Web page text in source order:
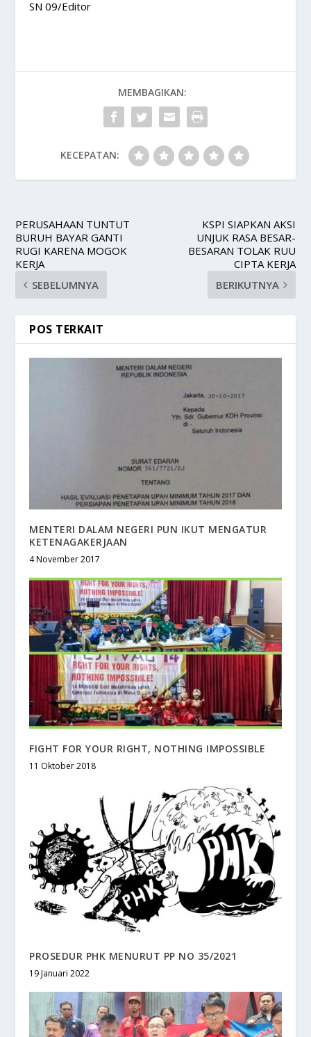
SN 09/Editor
MEMBAGIKAN:
KECEPATAN:
PERUSAHAAN TUNTUT
BURUH BAYAR GANTI
RUGI KARENA MOGOK
KERJA
SEBELUMNYA
KSPI SIAPKAN AKSI
UNJUK RASA BESAR-
BESARAN TOLAK RUU
CIPTA KERJA
BERIKUTNYA
POS TERKAIT
MENTERI DALAM NEGERI PUN IKUT MENGATUR
KETENAGAKERJAAN
4 November 2017
FIGHT FOR YOUR RIGHT, NOTHING IMPOSSIBLE
11 Oktober 2018
PROSEDUR PHK MENURUT PP NO 35/2021
19 Januari 2022